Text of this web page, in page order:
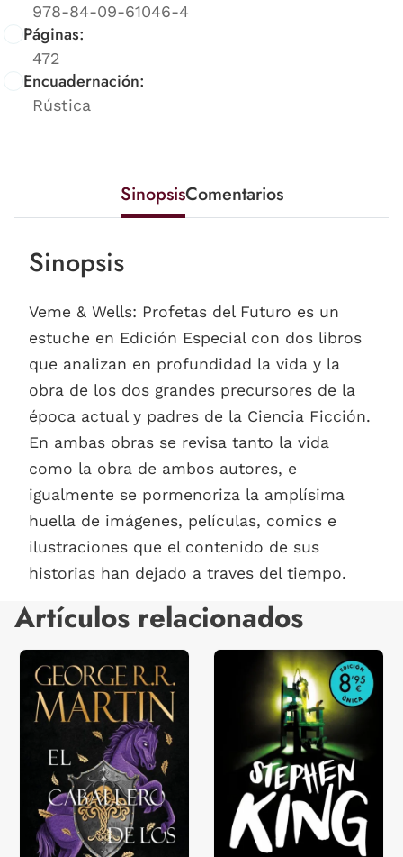
978-84-09-61046-4
Páginas:
472
Encuadernación:
Rústica
SinopsisComentarios
Sinopsis
Veme & Wells: Profetas del Futuro es un
estuche en Edición Especial con dos libros
que analizan en profundidad la vida y la
obra de los dos grandes precursores de la
época actual y padres de la Ciencia Ficción.
En ambas obras se revisa tanto la vida
como la obra de ambos autores, e
igualmente se pormenoriza la amplísima
huella de imágenes, películas, comics e
ilustraciones que el contenido de sus
historias han dejado a traves del tiempo.
Artículos relacionados